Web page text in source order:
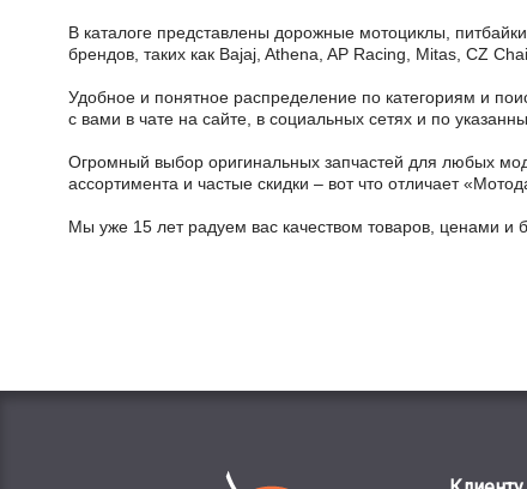
В каталоге представлены дорожные мотоциклы,
брендов, таких как Bajaj, Athena, AP Racing, Mitas, CZ
Удобное и понятное распределение по категориям и
с вами в чате на сайте, в социальных сетях и по
Огромный выбор оригинальных запчастей для любых
ассортимента и частые скидки – вот что отличает
Мы уже 15 лет радуем вас качеством товаров, ценами и